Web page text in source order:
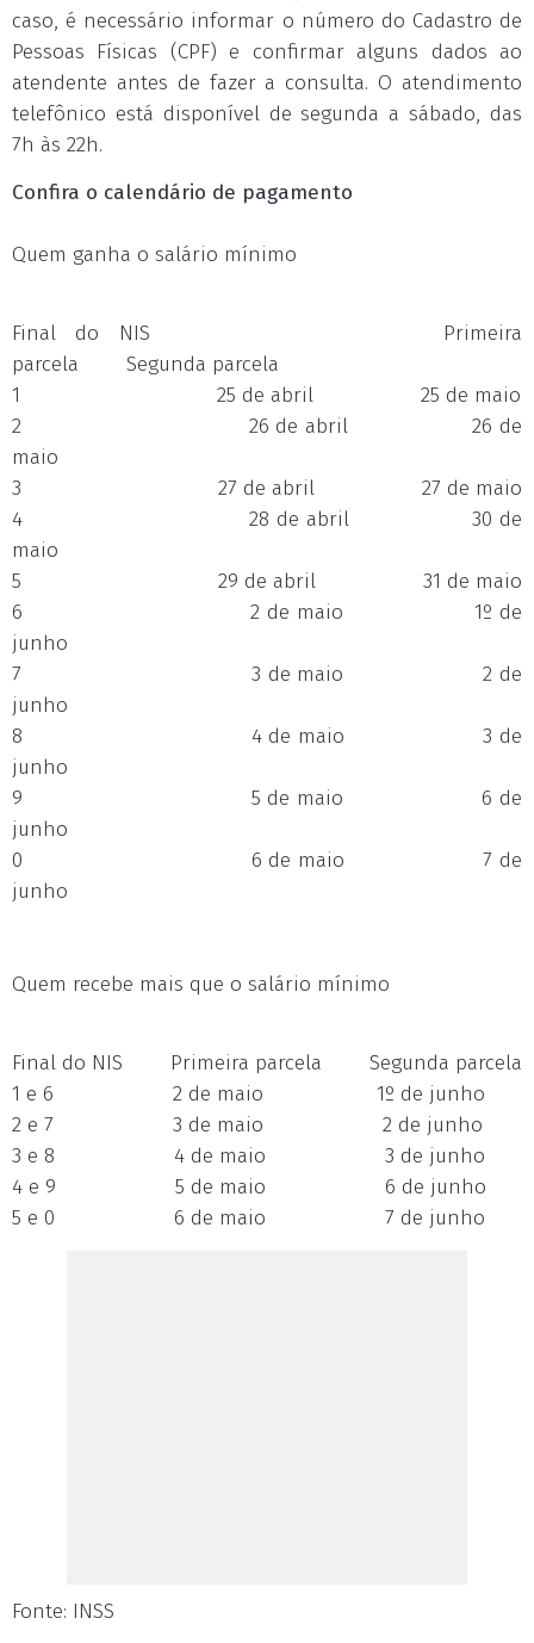
caso, é necessário informar o número do Cadastro de
Pessoas Físicas (CPF) e confirmar alguns dados ao
atendente antes de fazer a consulta. O atendimento
telefônico está disponível de segunda a sábado, das
7h às 22h.
Confira o calendário de pagamento
Quem ganha o salário mínimo
Final do NIS Primeira
parcela Segunda parcela
1 25 de abril 25 de maio
2 26 de abril 26 de
maio
3 27 de abril 27 de maio
4 28 de abril 30 de
maio
5 29 de abril 31 de maio
6 2 de maio 1º de
junho
7 3 de maio 2 de
junho
8 4 de maio 3 de
junho
9 5 de maio 6 de
junho
0 6 de maio 7 de
junho
Quem recebe mais que o salário mínimo
Final do NIS Primeira parcela Segunda parcela
1 e 6 2 de maio 1º de junho
2 e 7 3 de maio 2 de junho
3 e 8 4 de maio 3 de junho
4 e 9 5 de maio 6 de junho
5 e 0 6 de maio 7 de junho
Fonte: INSS